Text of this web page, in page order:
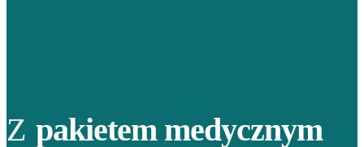
Z pakietem medycznym